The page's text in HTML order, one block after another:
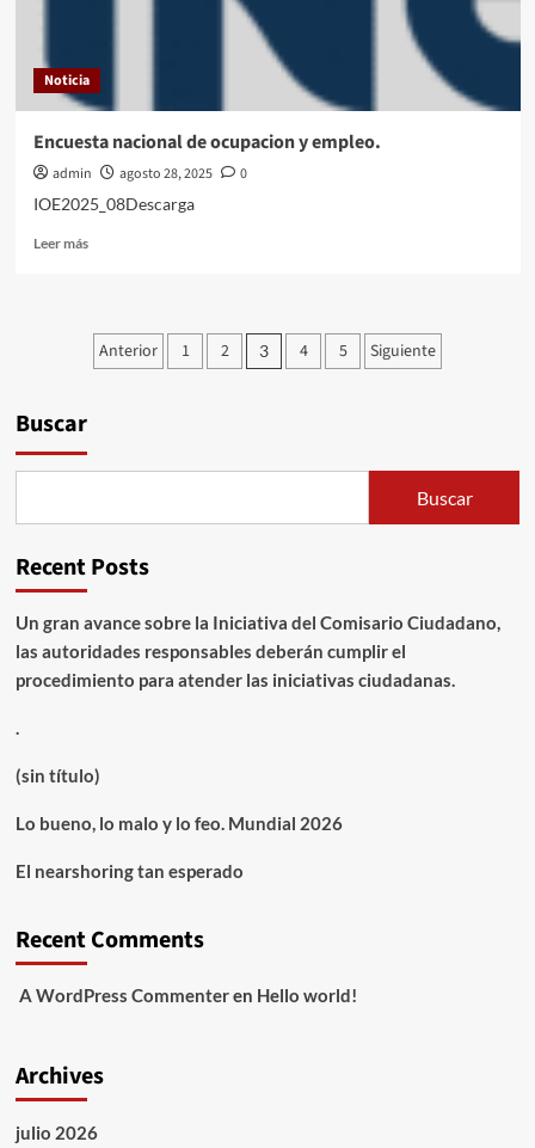
Noticia
Encuesta nacional de ocupacion y empleo.
admin agosto 28, 2025
0
IOE2025_08Descarga
Leer másLeer
nacional
de
empleo.
Paginación
Anterior 1 2 3 4 5 Siguiente
Buscar
Buscar
Recent Posts
Un gran avance sobre la Iniciativa del Comisario Ciudadano,
las autoridades responsables deberán cumplir el
procedimiento para atender las iniciativas ciudadanas.
.
(sin título)
Lo bueno, lo malo y lo feo. Mundial 2026
El nearshoring tan esperado
Recent Comments
A WordPress Commenteren Hello world!
Archives
julio 2026